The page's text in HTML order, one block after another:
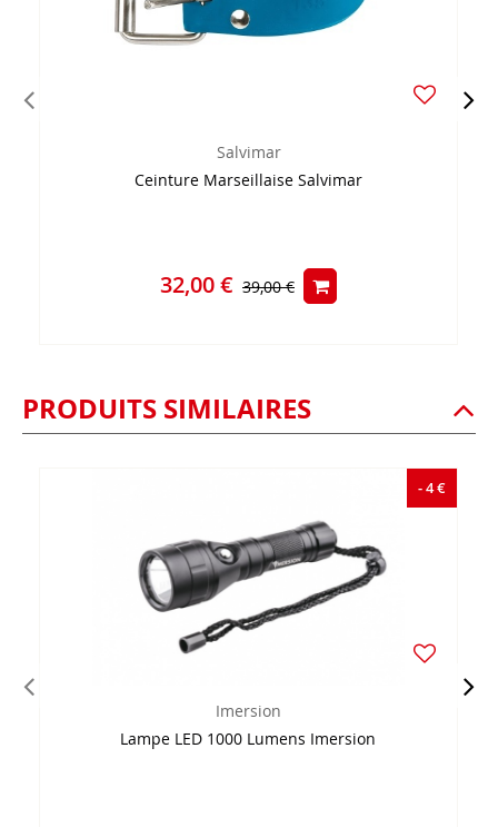
Salvimar
Ceinture Marseillaise Salvimar
32,00 € 39,00 €
PRODUITS SIMILAIRES
- 4 €
Imersion
Lampe LED 1000 Lumens Imersion